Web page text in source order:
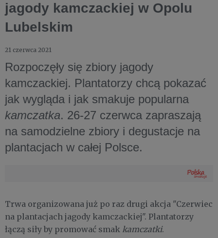
jagody kamczackiej w Opolu
Lubelskim
21 czerwca 2021
Rozpoczęły się zbiory jagody
kamczackiej. Plantatorzy chcą pokazać
jak wygląda i jak smakuje popularna
kamczatka. 26-27 czerwca zapraszają
na samodzielne zbiory i degustacje na
plantacjach w całej Polsce.
Trwa organizowana już po raz drugi akcja "Czerwiec
na plantacjach jagody kamczackiej". Plantatorzy
łączą siły by promować smak kamczatki.